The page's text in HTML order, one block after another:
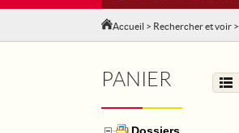
Accueil > Rechercher et voir >
PANIER